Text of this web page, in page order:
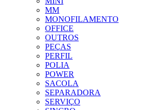
MM
MONOFILAMENTO
OFFICE
OUTROS
PEÇAS
PERFIL
POLIA
POWER
SACOLA
SEPARADORA
SERVIÇO